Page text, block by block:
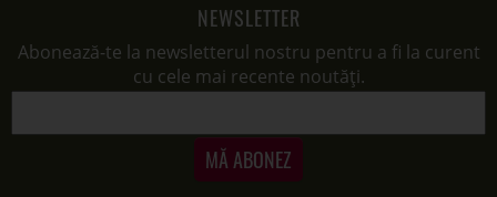
NEWSLETTER
Abonează-te la newsletterul nostru pentru a fi la curent
cu cele mai recente noutăți.
MĂ ABONEZ